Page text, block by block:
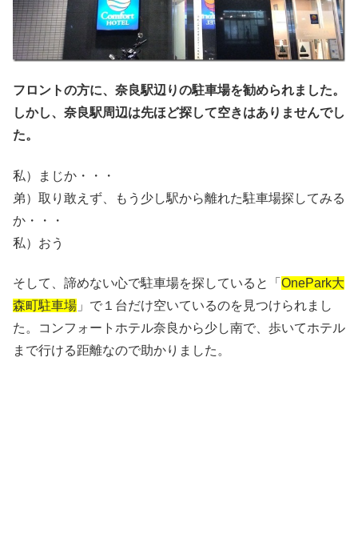
フロントの方に、奈良駅辺りの駐車場を勧められました。
しかし、奈良駅周辺は先ほど探して空きはありませんでし
た。
私）まじか・・・
弟）取り敢えず、もう少し駅から離れた駐車場探してみる
か・・・
私）おう
そして、諦めない心で駐車場を探していると「 OnePark大
森町駐車場 」で１台だけ空いているのを見つけられまし
た。コンフォートホテル奈良から少し南で、歩いてホテル
まで行ける距離なので助かりました。